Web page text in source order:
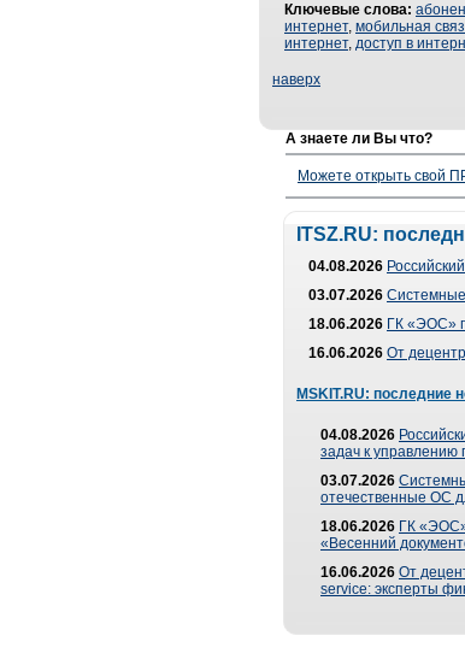
Ключевые слова:
интернет, мобильная
интернет, доступ в
наверх
А знаете ли Вы что?
Можете открыть свой
ITSZ.RU:
04.08.2026
03.07.2026
18.06.2026 ГК «ЭОС»
16.06.2026 От
MSKIT.RU: последние
04.08.2026
задач к управлению
03.07.2026
отечественные ОС
18.06.2026 ГК
«Весенний
16.06.2026 От
service: эксперты